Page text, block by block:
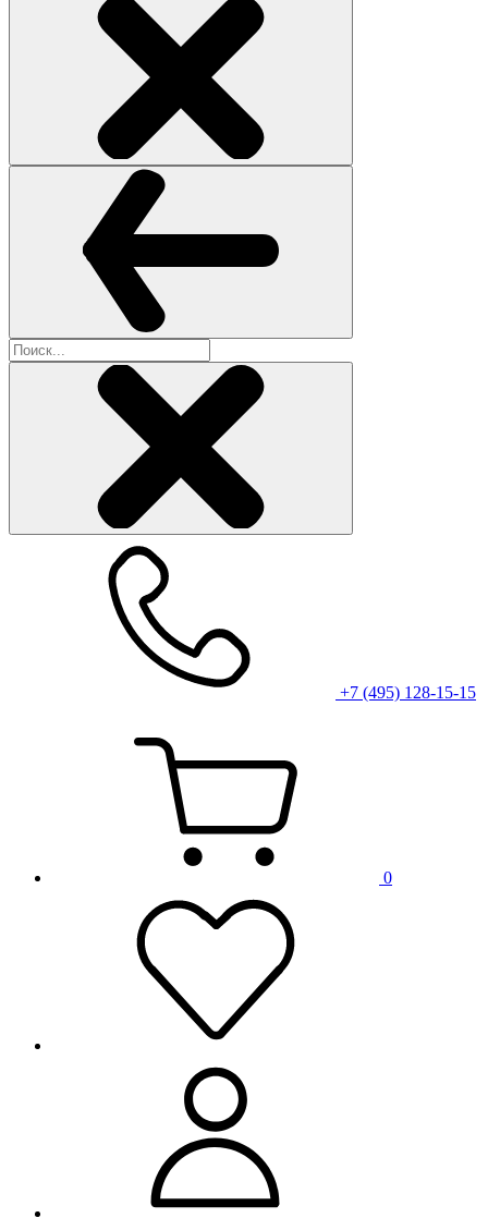
+7 (495) 128-15-15
0